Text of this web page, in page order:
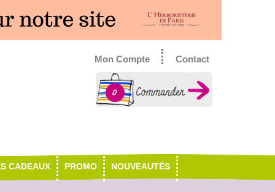
Contact
Mon Compte
0
CADEAUX PROMO NOUVEAUTÉS